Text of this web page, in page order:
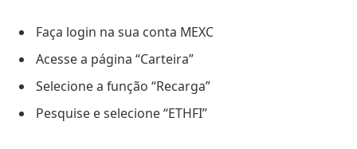
Faça login na sua conta MEXC
Acesse a página “Carteira”
Selecione a função “Recarga”
Pesquise e selecione “ETHFI”